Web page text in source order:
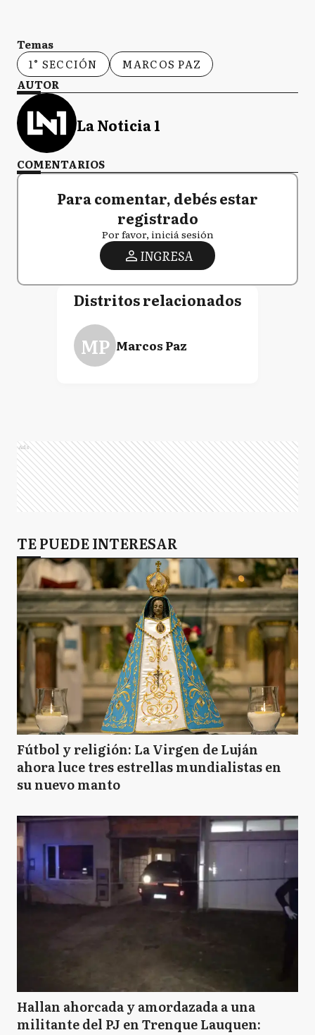
Temas
1° SECCIÓN
MARCOS PAZ
AUTOR
La Noticia 1
COMENTARIOS
Para comentar, debés estar
registrado
Por favor, iniciá sesión
INGRESA
Distritos relacionados
MP Marcos Paz
Ads
TE PUEDE INTERESAR
Fútbol y religión: La Virgen de Luján
ahora luce tres estrellas mundialistas en
su nuevo manto
Hallan ahorcada y amordazada a una
militante del PJ en Trenque Lauquen: